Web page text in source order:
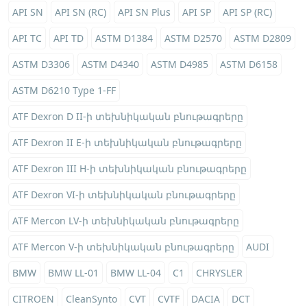
API SN
API SN (RC) API SN Plus API SP
API SP (RC)
API TC
API TD ASTM D1384 ASTM D2570
ASTM D2809
ASTM D3306
ASTM D4340 ASTM D4985
ASTM D6158
ASTM D6210 Type 1-FF
ATF Dexron D II-ի տեխնիկական բնութագրերը
ATF Dexron II E-ի տեխնիկական բնութագրերը
ATF Dexron III H-ի տեխնիկական բնութագրերը
ATF Dexron VI-ի տեխնիկական բնութագրերը
ATF Mercon LV-ի տեխնիկական բնութագրերը
ATF Mercon V-ի տեխնիկական բնութագրերը
AUDI
BMW
BMW LL-01 BMW LL-04 C1
CHRYSLER
CITROEN
CleanSynto CVT CVTF DACIA
DCT